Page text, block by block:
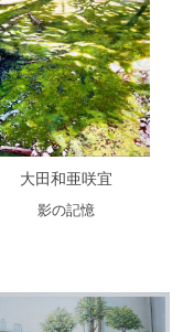
大田和亜咲宜
影の記憶